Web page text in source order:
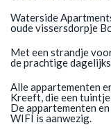
Waterside
oude vissersdorpje
Met een strandje
de prachtige
Alle appartementen
Kreeft, die een
De appartementen
WIFI is aanwezig.